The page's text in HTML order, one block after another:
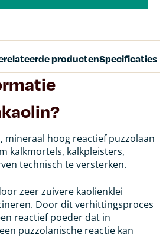
productenSpecificaties
mineraal hoog reactief puzzolaan
kalkmortels, kalkpleisters,
technisch te versterken.
zeer zuivere kaolienklei
Door dit verhittingsproces
reactief poeder dat in
puzzolanische reactie kan